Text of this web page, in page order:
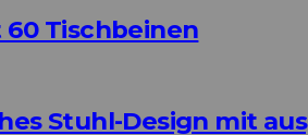
Tischbeinen
Stuhl-Design mit